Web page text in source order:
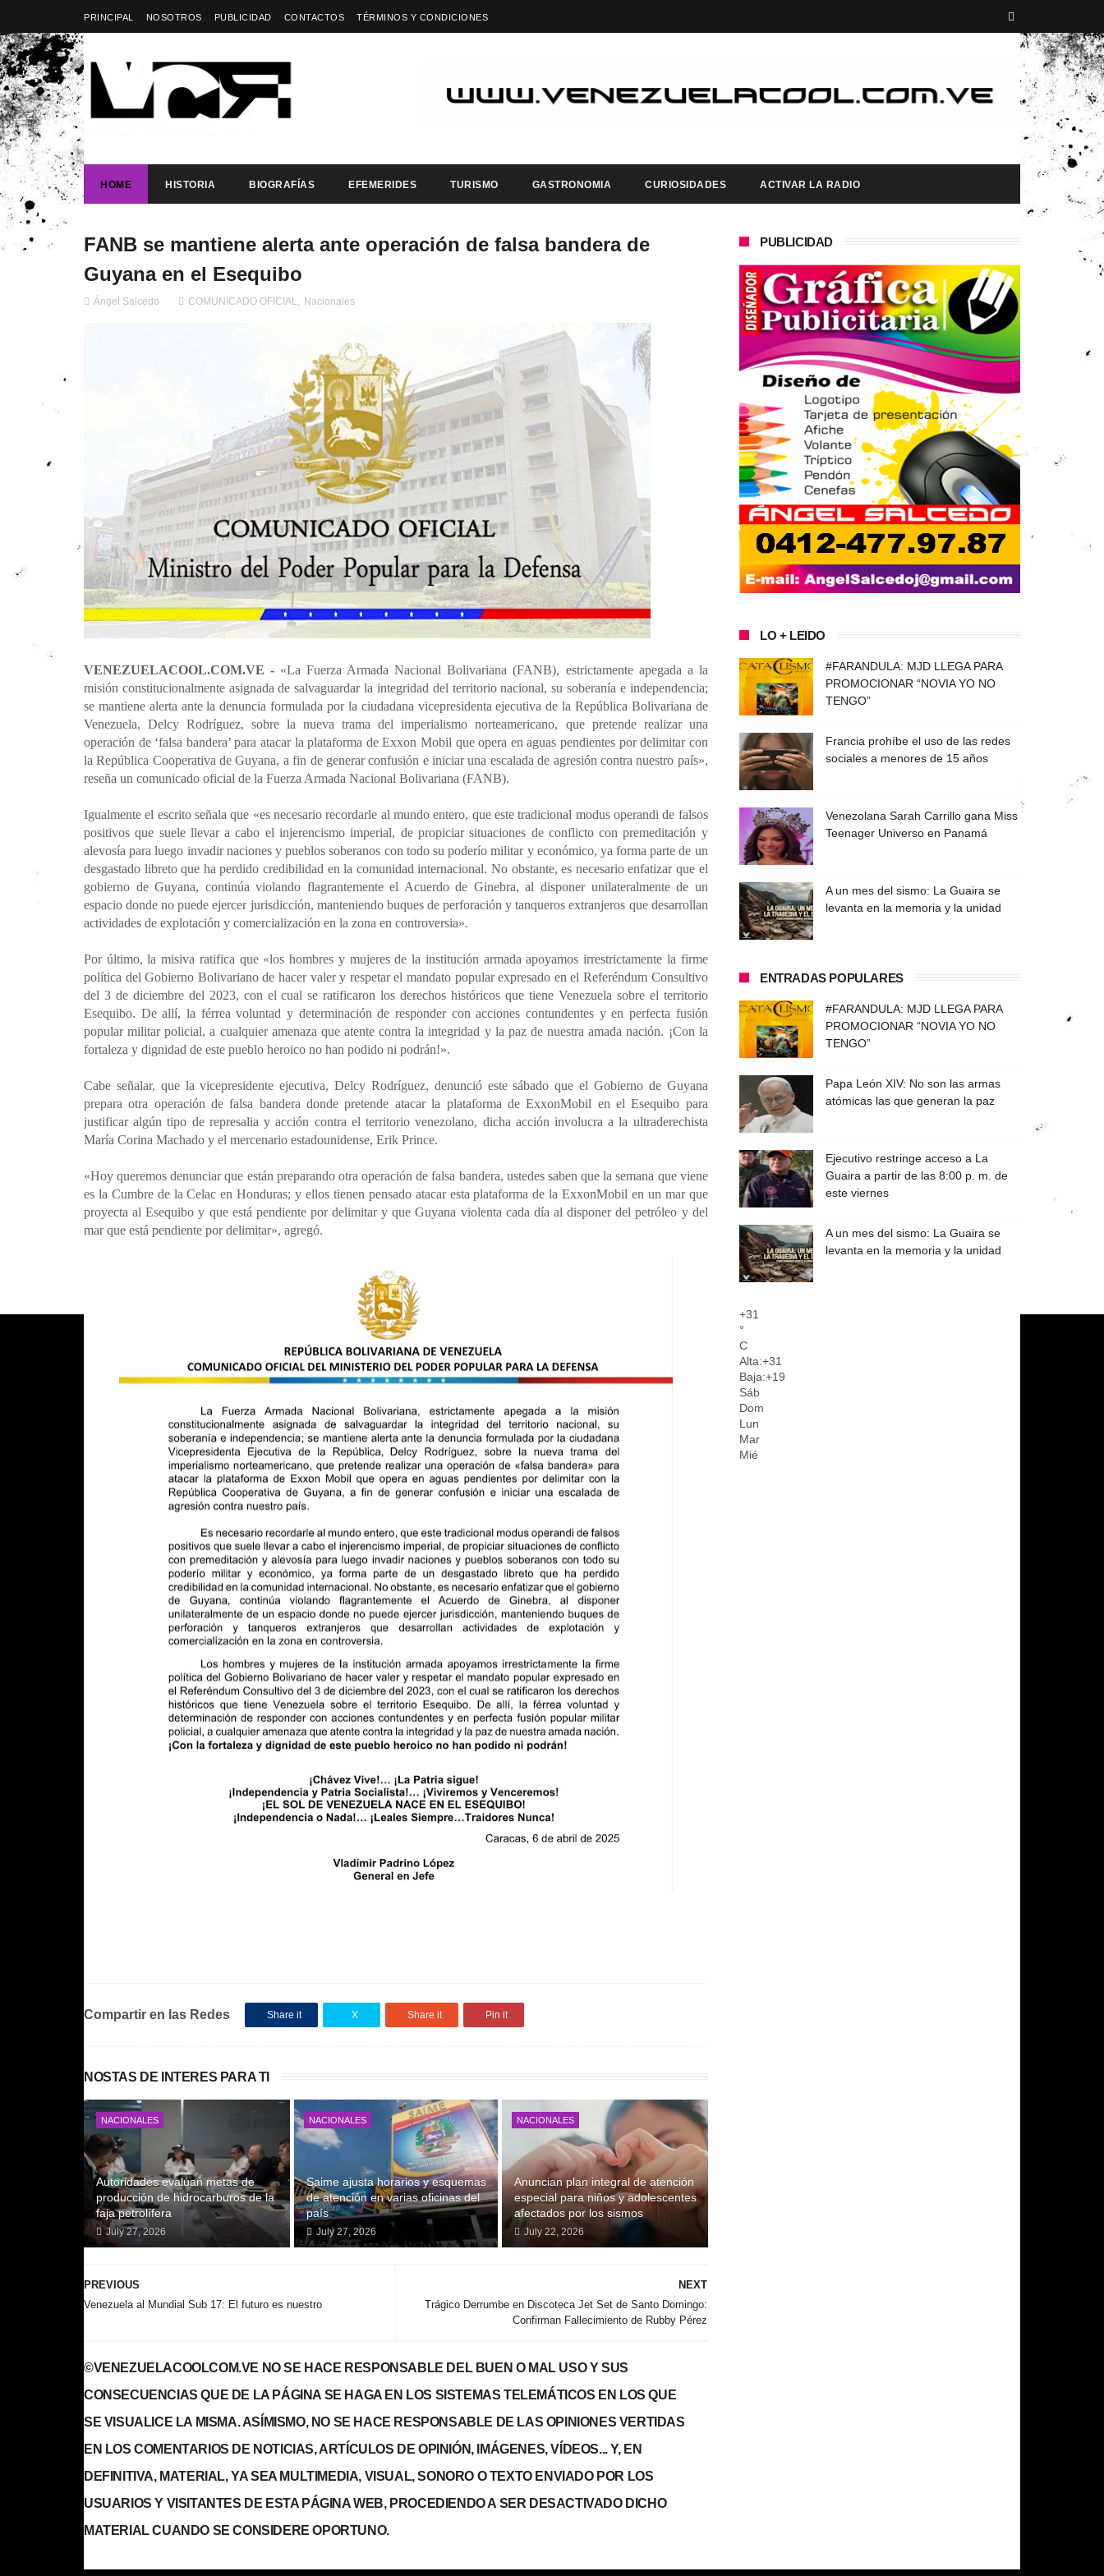
PRINCIPAL NOSOTROS PUBLICIDAD CONTACTOS TÉRMINOS Y CONDICIONES
HOME HISTORIA BIOGRAFÍAS EFEMERIDES TURISMO GASTRONOMIA CURIOSIDADES ACTIVAR LA RADIO
FANB se mantiene alerta ante operación de falsa bandera de
Guyana en el Esequibo
Ángel Salcedo COMUNICADO OFICIAL, Nacionales
VENEZUELACOOL.COM.VE - «La Fuerza Armada Nacional Bolivariana (FANB), estrictamente apegada a la
misión constitucionalmente asignada de salvaguardar la integridad del territorio nacional, su soberanía e independencia;
se mantiene alerta ante la denuncia formulada por la ciudadana vicepresidenta ejecutiva de la República Bolivariana de
Venezuela, Delcy Rodríguez, sobre la nueva trama del imperialismo norteamericano, que pretende realizar una
operación de ‘falsa bandera’ para atacar la plataforma de Exxon Mobil que opera en aguas pendientes por delimitar con
la República Cooperativa de Guyana, a fin de generar confusión e iniciar una escalada de agresión contra nuestro país»,
reseña un comunicado oficial de la Fuerza Armada Nacional Bolivariana (FANB).
Igualmente el escrito señala que «es necesario recordarle al mundo entero, que este tradicional modus operandi de falsos
positivos que suele llevar a cabo el injerencismo imperial, de propiciar situaciones de conflicto con premeditación y
alevosía para luego invadir naciones y pueblos soberanos con todo su poderío militar y económico, ya forma parte de un
desgastado libreto que ha perdido credibilidad en la comunidad internacional. No obstante, es necesario enfatizar que el
gobierno de Guyana, continúa violando flagrantemente el Acuerdo de Ginebra, al disponer unilateralmente de un
espacio donde no puede ejercer jurisdicción, manteniendo buques de perforación y tanqueros extranjeros que desarrollan
actividades de explotación y comercialización en la zona en controversia».
Por último, la misiva ratifica que «los hombres y mujeres de la institución armada apoyamos irrestrictamente la firme
política del Gobierno Bolivariano de hacer valer y respetar el mandato popular expresado en el Referéndum Consultivo
del 3 de diciembre del 2023, con el cual se ratificaron los derechos históricos que tiene Venezuela sobre el territorio
Esequibo. De allí, la férrea voluntad y determinación de responder con acciones contundentes y en perfecta fusión
popular militar policial, a cualquier amenaza que atente contra la integridad y la paz de nuestra amada nación. ¡Con la
fortaleza y dignidad de este pueblo heroico no han podido ni podrán!».
Cabe señalar, que la vicepresidente ejecutiva, Delcy Rodríguez, denunció este sábado que el Gobierno de Guyana
prepara otra operación de falsa bandera donde pretende atacar la plataforma de ExxonMobil en el Esequibo para
justificar algún tipo de represalia y acción contra el territorio venezolano, dicha acción involucra a la ultraderechista
María Corina Machado y el mercenario estadounidense, Erik Prince.
«Hoy queremos denunciar que están preparando otra operación de falsa bandera, ustedes saben que la semana que viene
es la Cumbre de la Celac en Honduras; y ellos tienen pensado atacar esta plataforma de la ExxonMobil en un mar que
proyecta al Esequibo y que está pendiente por delimitar y que Guyana violenta cada día al disponer del petróleo y del
mar que está pendiente por delimitar», agregó.
Compartir en las Redes Share it X Share it Pin it
NOSTAS DE INTERES PARA TI
NACIONALES
Autoridades evalúan metas de
producción de hidrocarburos de la
faja petrolífera
July 27, 2026
NACIONALES
Saime ajusta horarios y esquemas
de atención en varias oficinas del
país
July 27, 2026
NACIONALES
Anuncian plan integral de atención
especial para niños y adolescentes
afectados por los sismos
July 22, 2026
NEXT
Trágico Derrumbe en Discoteca Jet Set de Santo Domingo:
Confirman Fallecimiento de Rubby Pérez
PREVIOUS
Venezuela al Mundial Sub 17: El futuro es nuestro
©VENEZUELACOOLCOM.VE NO SE HACE RESPONSABLE DEL BUEN O MAL USO Y SUS
CONSECUENCIAS QUE DE LA PÁGINA SE HAGA EN LOS SISTEMAS TELEMÁTICOS EN LOS QUE
SE VISUALICE LA MISMA. ASÍMISMO, NO SE HACE RESPONSABLE DE LAS OPINIONES VERTIDAS
EN LOS COMENTARIOS DE NOTICIAS, ARTÍCULOS DE OPINIÓN, IMÁGENES, VÍDEOS... Y, EN
DEFINITIVA, MATERIAL, YA SEA MULTIMEDIA, VISUAL, SONORO O TEXTO ENVIADO POR LOS
USUARIOS Y VISITANTES DE ESTA PÁGINA WEB, PROCEDIENDO A SER DESACTIVADO DICHO
MATERIAL CUANDO SE CONSIDERE OPORTUNO.
PUBLICIDAD
LO + LEIDO
#FARANDULA: MJD LLEGA PARA
PROMOCIONAR “NOVIA YO NO
TENGO”
Francia prohíbe el uso de las redes
sociales a menores de 15 años
Venezolana Sarah Carrillo gana Miss
Teenager Universo en Panamá
A un mes del sismo: La Guaira se
levanta en la memoria y la unidad
ENTRADAS POPULARES
#FARANDULA: MJD LLEGA PARA
PROMOCIONAR “NOVIA YO NO
TENGO”
Papa León XIV: No son las armas
atómicas las que generan la paz
Ejecutivo restringe acceso a La
Guaira a partir de las 8:00 p. m. de
este viernes
A un mes del sismo: La Guaira se
levanta en la memoria y la unidad
+31
°
C
Alta:+31
Baja:+19
Sáb
Dom
Lun
Mar
Mié